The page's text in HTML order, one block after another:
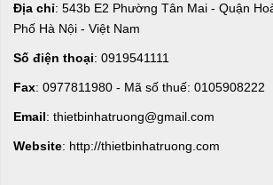
Địa chỉ: 543b E2 Phường Tân Mai - Quận
Phố Hà Nội - Việt Nam
Số điện thoại: 0919541111
Fax: 0977811980 - Mã số thuế: 0105908222
Email: thietbinhatruong@gmail.com
Website: http://thietbinhatruong.com